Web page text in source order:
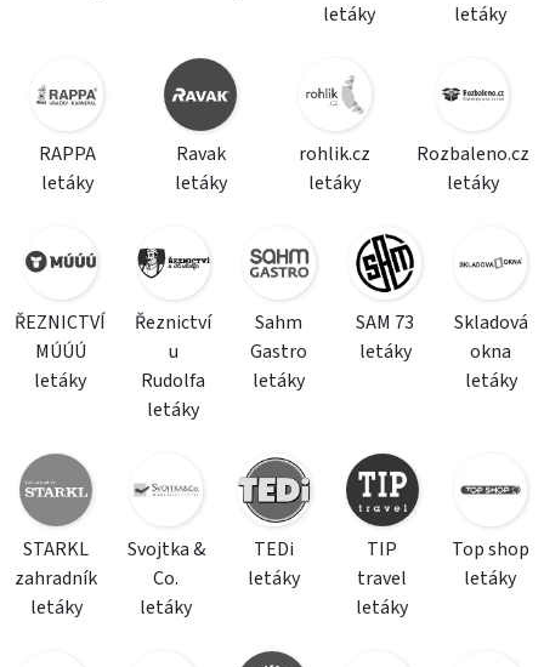
letáky
letáky
RAPPA
letáky
Ravak
letáky
rohlik.cz
letáky
Rozbaleno.cz
letáky
ŘEZNICTVÍ
MÚÚÚ
letáky
Řeznictví
u
Rudolfa
letáky
Sahm
Gastro
letáky
SAM 73
letáky
Skladová
okna
letáky
STARKL
zahradník
letáky
Svojtka &
Co.
letáky
TEDi
letáky
TIP
travel
letáky
Top shop
letáky